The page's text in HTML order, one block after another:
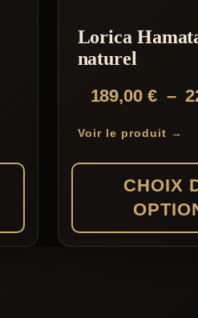
Lorica
naturel
189,00 € –
Voir le produit →
CHOIX